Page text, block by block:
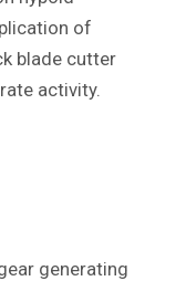
of
blade cutter
activity.
generating